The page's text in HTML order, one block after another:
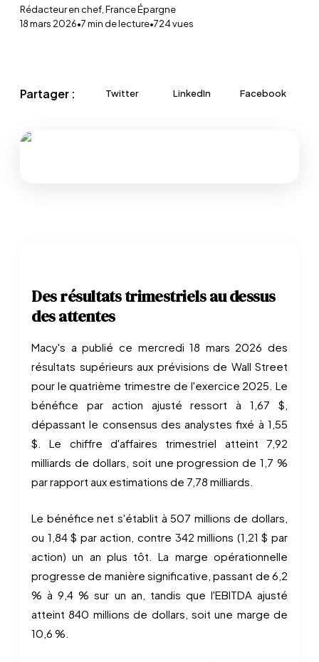
Rédacteur en chef, France Épargne
18 mars 2026•7min de lecture•724vues
Partager : Twitter LinkedIn Facebook
Des résultats trimestriels au dessus
des attentes
Macy's a publié ce mercredi 18 mars 2026 des
résultats supérieurs aux prévisions de Wall Street
pour le quatrième trimestre de l'exercice 2025. Le
bénéfice par action ajusté ressort à 1,67 $,
dépassant le consensus des analystes fixé à 1,55
$. Le chiffre d'affaires trimestriel atteint 7,92
milliards de dollars, soit une progression de 1,7 %
par rapport aux estimations de 7,78 milliards.
Le bénéfice net s'établit à 507 millions de dollars,
ou 1,84 $ par action, contre 342 millions (1,21 $ par
action) un an plus tôt. La marge opérationnelle
progresse de manière significative, passant de 6,2
% à 9,4 % sur un an, tandis que l'EBITDA ajusté
atteint 840 millions de dollars, soit une marge de
10,6 %.